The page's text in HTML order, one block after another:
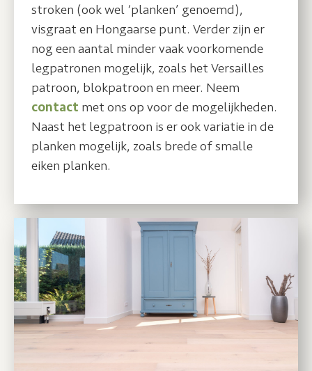
stroken (ook wel ‘planken’ genoemd),
visgraat en Hongaarse punt. Verder zijn er
nog een aantal minder vaak voorkomende
legpatronen mogelijk, zoals het Versailles
patroon, blokpatroon en meer. Neem
contact met ons op voor de mogelijkheden.
Naast het legpatroon is er ook variatie in de
planken mogelijk, zoals brede of smalle
eiken planken.